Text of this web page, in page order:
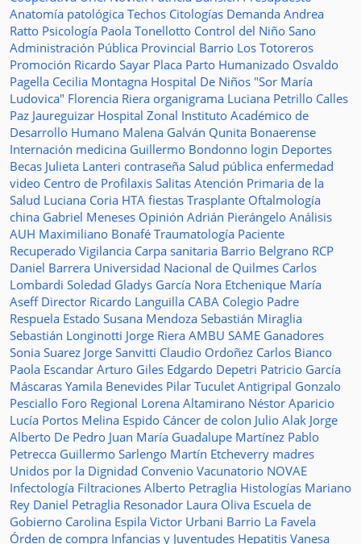
Anatomía patológica Techos Citologías Demanda Andrea
Ratto Psicología Paola Tonellotto Control del Niño Sano
Administración Pública Provincial Barrio Los Totoreros
Promoción Ricardo Sayar Placa Parto Humanizado Osvaldo
Pagella Cecilia Montagna Hospital De Niños "Sor María
Ludovica" Florencia Riera organigrama Luciana Petrillo Calles
Paz Jaureguizar Hospital Zonal Instituto Académico de
Desarrollo Humano Malena Galván Qunita Bonaerense
Internación medicina Guillermo Bondonno login Deportes
Becas Julieta Lanteri contraseña Salud pública enfermedad
video Centro de Profilaxis Salitas Atención Primaria de la
Salud Luciana Coria HTA fiestas Trasplante Oftalmología
china Gabriel Meneses Opinión Adrián Pierángelo Análisis
AUH Maximiliano Bonafé Traumatología Paciente
Recuperado Vigilancia Carpa sanitaria Barrio Belgrano RCP
Daniel Barrera Universidad Nacional de Quilmes Carlos
Lombardi Soledad Gladys García Nora Etchenique María
Aseff Director Ricardo Languilla CABA Colegio Padre
Respuela Estado Susana Mendoza Sebastián Miraglia
Sebastián Longinotti Jorge Riera AMBU SAME Ganadores
Sonia Suarez Jorge Sanvitti Claudio Ordoñez Carlos Bianco
Paola Escandar Arturo Giles Edgardo Depetri Patricio García
Máscaras Yamila Benevides Pilar Tuculet Antigripal Gonzalo
Pesciallo Foro Regional Lorena Altamirano Néstor Aparicio
Lucía Portos Melina Espido Cáncer de colon Julio Alak Jorge
Alberto De Pedro Juan María Guadalupe Martínez Pablo
Petrecca Guillermo Sarlengo Martín Etcheverry madres
Unidos por la Dignidad Convenio Vacunatorio NOVAE
Infectología Filtraciones Alberto Petraglia Histologías Mariano
Rey Daniel Petraglia Resonador Laura Oliva Escuela de
Gobierno Carolina Espila Victor Urbani Barrio La Favela
Órden de compra Infancias y Juventudes Hepatitis Vanesa